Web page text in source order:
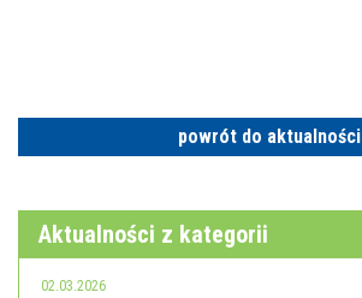
powrót do aktualności
Aktualności z kategorii
02.03.2026